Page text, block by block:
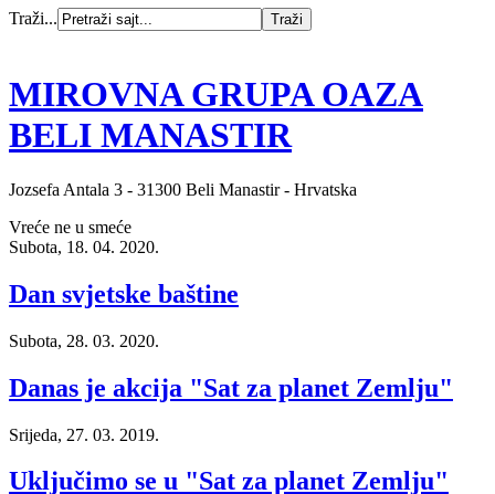
Traži...
MIROVNA GRUPA OAZA
BELI MANASTIR
Jozsefa Antala 3 - 31300 Beli Manastir - Hrvatska
Vreće ne u smeće
Subota, 18. 04. 2020.
Dan svjetske baštine
Subota, 28. 03. 2020.
Danas je akcija "Sat za planet Zemlju"
Srijeda, 27. 03. 2019.
Uključimo se u "Sat za planet Zemlju"